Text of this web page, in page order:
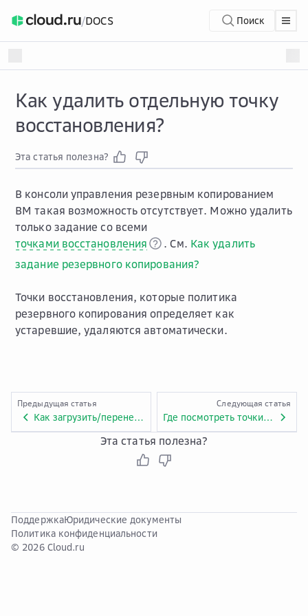
/DOCS Поиск
Как удалить отдельную точку
восстановления?
Эта статья полезна?
В консоли управления резервным копированием
ВМ такая возможность отсутствует. Можно удалить
только задание со всеми
точками восстановления
. См. Как удалить
задание резервного копирования?
Точки восстановления, которые политика
резервного копирования определяет как
устаревшие, удаляются автоматически.
Предыдущая статья
Как загрузить/перенести файл резервной копии?
Следующая статья
Где посмотреть точки восстановления?
Эта статья полезна?
ПоддержкаЮридические документы
Политика конфиденциальности
© 2026 Cloud.ru